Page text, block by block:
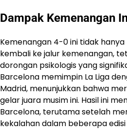
Dampak Kemenangan
Kemenangan 4-0 ini tidak
kembali ke jalur kemenangan,
dorongan psikologis yang
Barcelona memimpin La Liga
Madrid, menunjukkan bahwa
gelar juara musim ini. Hasil ini
Barcelona, terutama setelah
kekalahan dalam beberapa edisi